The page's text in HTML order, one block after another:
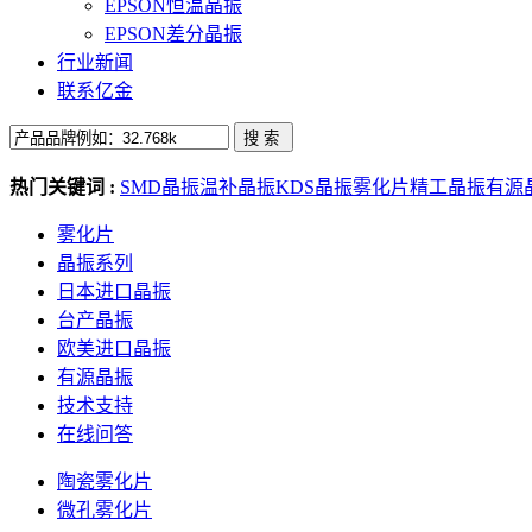
EPSON恒温晶振
EPSON差分晶振
行业新闻
联系亿金
热门关键词 : SMD晶振温补晶振KDS晶振雾化片精工晶振有源
雾化片
晶振系列
日本进口晶振
台产晶振
欧美进口晶振
有源晶振
技术支持
在线问答
陶瓷雾化片
微孔雾化片